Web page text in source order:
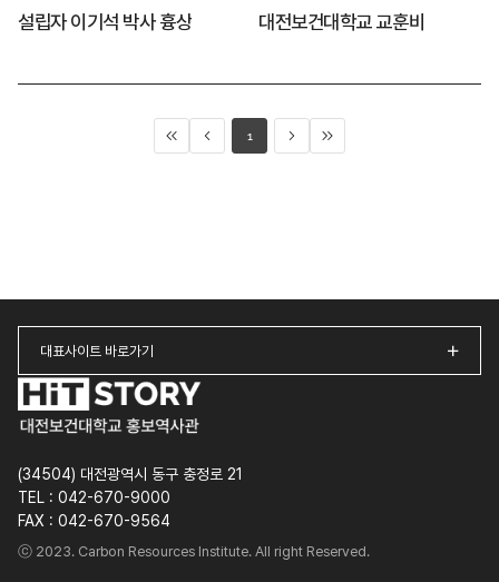
설립자 이기석 박사 흉상 대전보건대학교 교훈비
첫
페이지
이전
페이지
1
다음
페이지
마지막
페이지
대표사이트 바로가기
(34504) 대전광역시 동구 충정로 21
TEL : 042-670-9000
FAX : 042-670-9564
ⓒ 2023. Carbon Resources Institute. All right Reserved.